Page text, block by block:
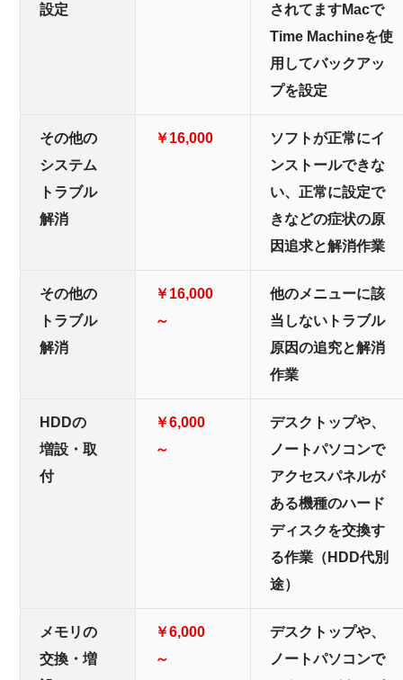
設定
されてますMacで
Time Machineを使
用してバックアッ
プを設定
その他の
システム
トラブル
解消
￥16,000
ソフトが正常にイ
ンストールできな
い、正常に設定で
きなどの症状の原
因追求と解消作業
その他の
トラブル
解消
￥16,000
～
他のメニューに該
当しないトラブル
原因の追究と解消
作業
HDDの
増設・取
付
￥6,000
～
デスクトップや、
ノートパソコンで
アクセスパネルが
ある機種のハード
ディスクを交換す
る作業（HDD代別
途）
メモリの
交換・増
￥6,000
～
デスクトップや、
ノートパソコンで